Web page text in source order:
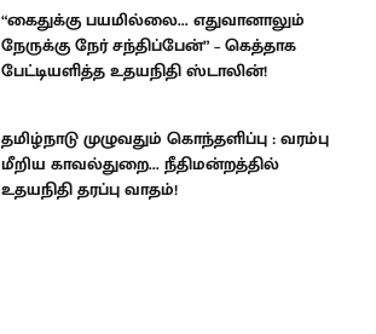
“கைதுக்கு பயமில்லை... எதுவானாலும்
நேருக்கு நேர் சந்திப்பேன்” – கெத்தாக
பேட்டியளித்த உதயநிதி ஸ்டாலின்!
தமிழ்நாடு முழுவதும் கொந்தளிப்பு : வரம்பு
மீறிய காவல்துறை... நீதிமன்றத்தில்
உதயநிதி தரப்பு வாதம்!